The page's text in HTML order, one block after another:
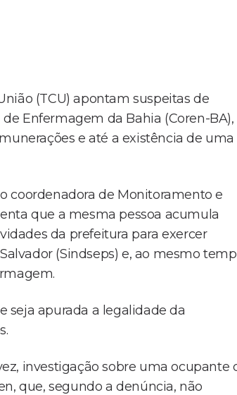
(TCU) apontam suspeitas de
Enfermagem da Bahia (Coren-BA),
e até a existência de uma
coordenadora de Monitoramento e
que a mesma pessoa acumula
da prefeitura para exercer
(Sindseps) e, ao mesmo
seja apurada a legalidade da
investigação sobre uma ocupante
que, segundo a denúncia, não